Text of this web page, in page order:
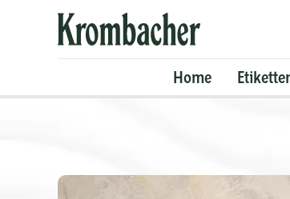
Home